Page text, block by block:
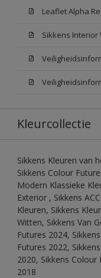
Leaflet Alpha
Kleurcollectie
Sikkens Kleuren van
Sikkens Colour
Modern Klassieke
Exterior , Sikkens
Kleuren, Sikkens
Witten, Sikkens Van
Futures 2024,
Futures 2022,
2020, Sikkens
2018